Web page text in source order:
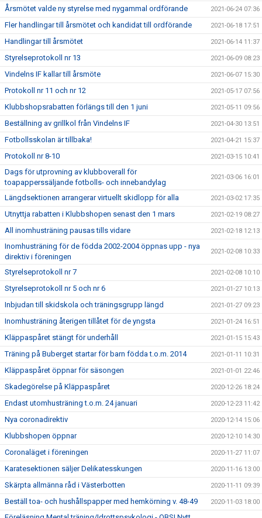
Årsmötet valde ny styrelse med nygammal ordförande 2021-06-24 07:36
Fler handlingar till årsmötet och kandidat till ordförande 2021-06-18 17:51
Handlingar till årsmötet 2021-06-14 11:37
Styrelseprotokoll nr 13 2021-06-09 08:23
Vindelns IF kallar till årsmöte 2021-06-07 15:30
Protokoll nr 11 och nr 12 2021-05-17 07:56
Klubbshopsrabatten förlängs till den 1 juni 2021-05-11 09:56
Beställning av grillkol från Vindelns IF 2021-04-30 13:51
Fotbollsskolan är tillbaka! 2021-04-21 15:37
Protokoll nr 8-10 2021-03-15 10:41
Dags för utprovning av klubboverall för
toapapperssäljande fotbolls- och innebandylag
2021-03-06 16:01
Längdsektionen arrangerar virtuellt skidlopp för alla 2021-03-02 17:35
Utnyttja rabatten i Klubbshopen senast den 1 mars 2021-02-19 08:27
All inomhusträning pausas tills vidare 2021-02-18 12:13
Inomhusträning för de födda 2002-2004 öppnas upp - nya
direktiv i föreningen
2021-02-08 10:33
Styrelseprotokoll nr 7 2021-02-08 10:10
Styrelseprotokoll nr 5 och nr 6 2021-01-27 10:13
Inbjudan till skidskola och träningsgrupp längd 2021-01-27 09:23
Inomhusträning återigen tillåtet för de yngsta 2021-01-24 16:51
Kläppaspåret stängt för underhåll 2021-01-15 15:43
Träning på Buberget startar för barn födda t.o.m. 2014 2021-01-11 10:31
Kläppaspåret öppnar för säsongen 2021-01-01 22:46
Skadegörelse på Kläppaspåret 2020-12-26 18:24
Endast utomhusträning t.o.m. 24 januari 2020-12-23 11:42
Nya coronadirektiv 2020-12-14 15:06
Klubbshopen öppnar 2020-12-10 14:30
Coronaläget i föreningen 2020-11-27 11:07
Karatesektionen säljer Delikatesskungen 2020-11-16 13:00
Skärpta allmänna råd i Västerbotten 2020-11-11 09:39
Beställ toa- och hushållspapper med hemkörning v. 48-49 2020-11-03 18:00